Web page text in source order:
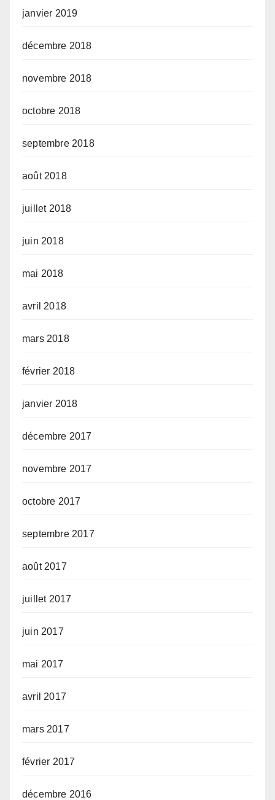
janvier 2019
décembre 2018
novembre 2018
octobre 2018
septembre 2018
août 2018
juillet 2018
juin 2018
mai 2018
avril 2018
mars 2018
février 2018
janvier 2018
décembre 2017
novembre 2017
octobre 2017
septembre 2017
août 2017
juillet 2017
juin 2017
mai 2017
avril 2017
mars 2017
février 2017
décembre 2016